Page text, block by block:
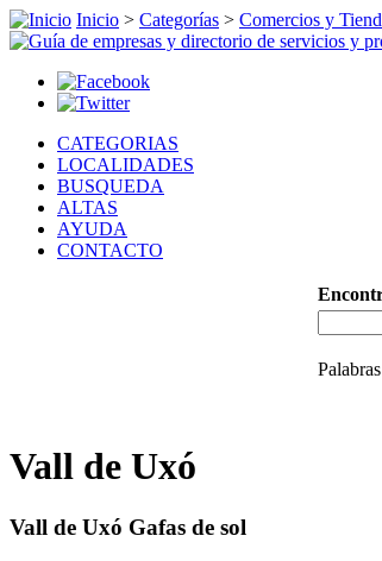
Inicio > Categorías > Comercios y
CATEGORIAS
LOCALIDADES
BUSQUEDA
ALTAS
AYUDA
CONTACTO
Vall de Uxó
Vall de Uxó Gafas de sol